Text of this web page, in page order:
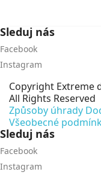
Sleduj nás
Facebook
Instagram
Copyright Extreme
All Rights Reserved
Způsoby úhrady
Všeobecné
Sleduj nás
Facebook
Instagram